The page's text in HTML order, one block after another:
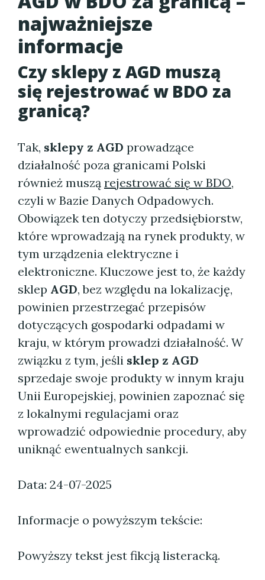
najważniejsze
informacje
Czy sklepy z AGD muszą
się rejestrować w BDO za
granicą?
Tak, sklepy z AGD prowadzące
działalność poza granicami Polski
również muszą rejestrować się w BDO,
czyli w Bazie Danych Odpadowych.
Obowiązek ten dotyczy przedsiębiorstw,
które wprowadzają na rynek produkty, w
tym urządzenia elektryczne i
elektroniczne. Kluczowe jest to, że każdy
sklep AGD, bez względu na lokalizację,
powinien przestrzegać przepisów
dotyczących gospodarki odpadami w
kraju, w którym prowadzi działalność. W
związku z tym, jeśli sklep z AGD
sprzedaje swoje produkty w innym kraju
Unii Europejskiej, powinien zapoznać się
z lokalnymi regulacjami oraz
wprowadzić odpowiednie procedury, aby
uniknąć ewentualnych sankcji.
Data: 24-07-2025
Informacje o powyższym tekście:
Powyższy tekst jest fikcją listeracką.